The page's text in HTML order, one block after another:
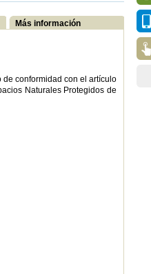
Más información
de conformidad con el artículo
Naturales Protegidos de